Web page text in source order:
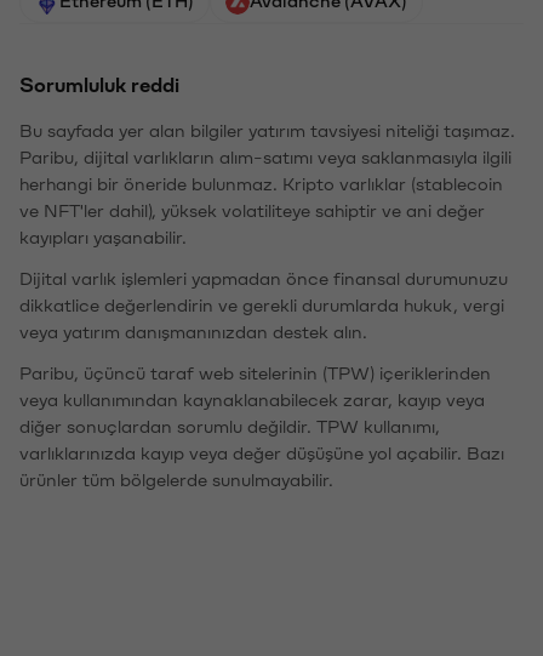
Sorumluluk reddi
Bu sayfada yer alan bilgiler yatırım tavsiyesi niteliği taşımaz.
Paribu, dijital varlıkların alım-satımı veya saklanmasıyla ilgili
herhangi bir öneride bulunmaz. Kripto varlıklar (stablecoin
ve NFT'ler dahil), yüksek volatiliteye sahiptir ve ani değer
kayıpları yaşanabilir.
Dijital varlık işlemleri yapmadan önce finansal durumunuzu
dikkatlice değerlendirin ve gerekli durumlarda hukuk, vergi
veya yatırım danışmanınızdan destek alın.
Paribu, üçüncü taraf web sitelerinin (TPW) içeriklerinden
veya kullanımından kaynaklanabilecek zarar, kayıp veya
diğer sonuçlardan sorumlu değildir. TPW kullanımı,
varlıklarınızda kayıp veya değer düşüşüne yol açabilir. Bazı
ürünler tüm bölgelerde sunulmayabilir.